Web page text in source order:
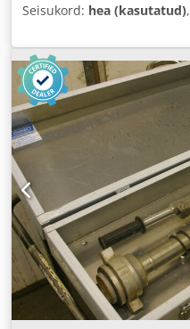
Seisukord: hea (kasutatud),